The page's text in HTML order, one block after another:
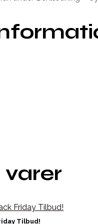
varer
Tilbud!